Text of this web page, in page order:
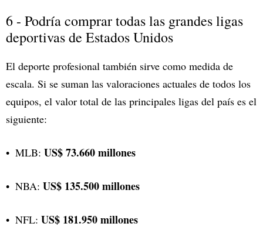
6 - Podría comprar todas las grandes ligas
deportivas de Estados Unidos
El deporte profesional también sirve como medida de
escala. Si se suman las valoraciones actuales de todos los
equipos, el valor total de las principales ligas del país es el
siguiente:
MLB: US$ 73.660 millones
NBA: US$ 135.500 millones
NFL: US$ 181.950 millones